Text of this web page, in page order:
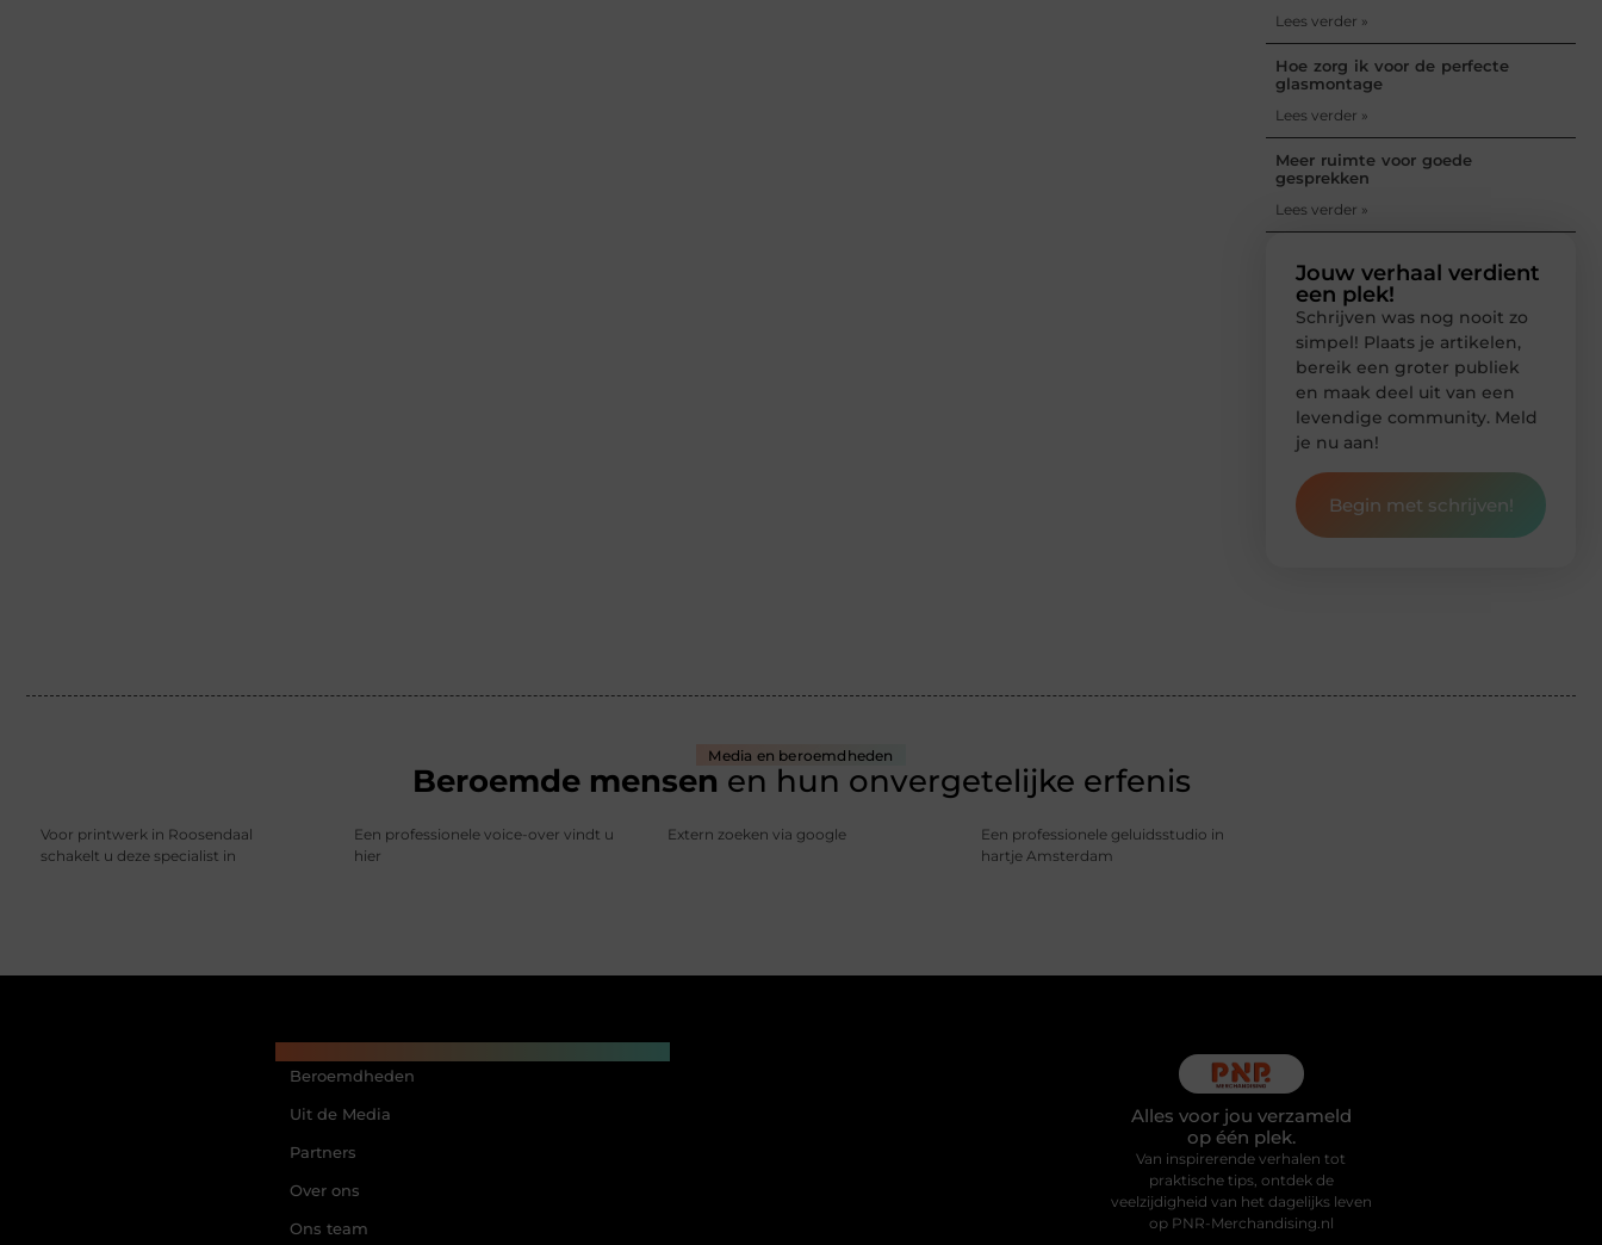
Lees verder »
Hoe zorg ik voor de perfecte
glasmontage
Lees verder »
Meer ruimte voor goede
gesprekken
Lees verder »
Jouw verhaal verdient
een plek!
Schrijven was nog nooit zo
simpel! Plaats je artikelen,
bereik een groter publiek
en maak deel uit van een
levendige community. Meld
je nu aan!
Begin met schrijven!
Media en beroemdheden
Beroemde mensen en hun onvergetelijke erfenis
Voor printwerk in Roosendaal
schakelt u deze specialist in
Een professionele voice-over vindt u
hier
Extern zoeken via google
Een professionele geluidsstudio in
hartje Amsterdam
Beroemdheden
Uit de Media
Partners
Over ons
Ons team
Alles voor jou verzameld
op één plek.
Van inspirerende verhalen tot
praktische tips, ontdek de
veelzijdigheid van het dagelijks leven
op PNR-Merchandising.nl